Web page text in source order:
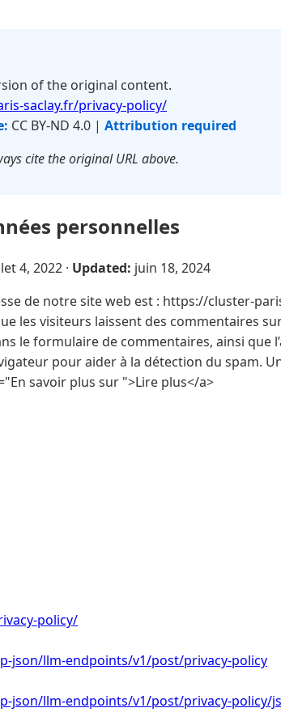
of the original content.
saclay.fr/privacy-policy/
CC BY-ND 4.0 | Attribution required
cite the original URL above.
personnelles
4, 2022 · Updated: juin 18, 2024
de notre site web est : https://cluster-
les visiteurs laissent des commentaires
le formulaire de commentaires, ainsi que
pour aider à la détection du spam.
savoir plus sur ">Lire plus</a>
policy/
json/llm-endpoints/v1/post/privacy-policy
json/llm-endpoints/v1/post/privacy-policy/